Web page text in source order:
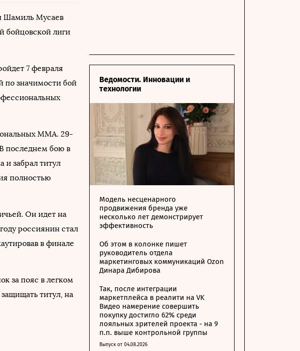
Шамиль Мусаев
бойцовской лиги
7 февраля
по значимости бой
ММА. 29-
последнем бою в
забрал титул
полностью
Он идет на
россиянин стал
в финале
за пояс в легком
титул, на
Ведомости. Инновации и
технологии
Модель несценарного
продвижения бренда уже
несколько лет демонстрирует
эффективность
Об этом в колонке пишет
руководитель отдела
маркетинговых коммуникаций Ozon
Динара Дибирова
Так, после интеграции
маркетплейса в реалити на VK
Видео намерение совершить
покупку достигло 62% среди
лояльных зрителей проекта - на 9
п.п. выше контрольной группы
Выпуск от 04.08.2026